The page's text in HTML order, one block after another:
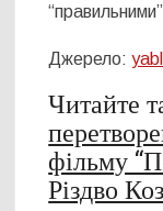
Джерело:
Читайте
фільму
Різдво